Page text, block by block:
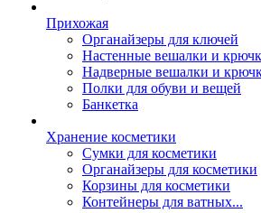
Прихожая
Органайзеры для ключей
Настенные вешалки и
Надверные вешалки и
Полки для обуви и вещей
Банкетка
Хранение косметики
Сумки для косметики
Органайзеры для косметики
Корзины для косметики
Контейнеры для ватных...